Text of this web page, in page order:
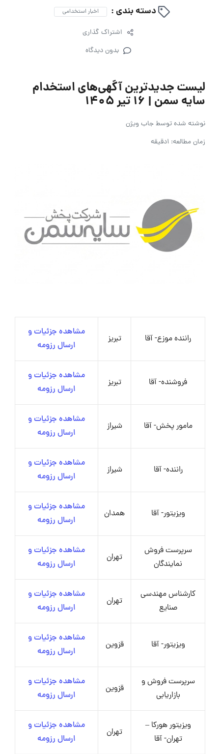
دسته بندی : اخبار استخدامی
اشتراک گذاری
بدون دیدگاه
لیست جدیدترین آگهی‌های استخدام
سایه سمن | ۱۶ تیر ۱۴۰۵
نوشته شده توسطجاب ویژن
زمان مطالعه: 1دقیقه
راننده موزع- آقا تبریز
مشاهده جزئیات و
ارسال رزومه
فروشنده- آقا تبریز
مشاهده جزئیات و
ارسال رزومه
مامور پخش- آقا شیراز
مشاهده جزئیات و
ارسال رزومه
راننده- آقا شیراز
مشاهده جزئیات و
ارسال رزومه
ویزیتور- آقا همدان
مشاهده جزئیات و
ارسال رزومه
سرپرست فروش
نمایندگان
تهران
مشاهده جزئیات و
ارسال رزومه
کارشناس مهندسی
صنایع
تهران
مشاهده جزئیات و
ارسال رزومه
ویزیتور- آقا قزوین
مشاهده جزئیات و
ارسال رزومه
سرپرست فروش و
بازاریابی
قزوین
مشاهده جزئیات و
ارسال رزومه
ویزیتور هورکا –
تهران- آقا
تهران
مشاهده جزئیات و
ارسال رزومه